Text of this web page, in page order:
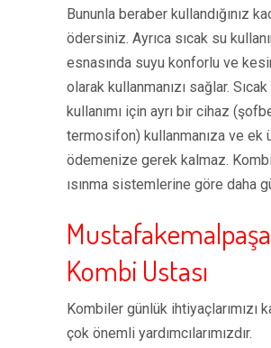
Bununla beraber kullandığınız
ödersiniz. Ayrıca sıcak su
esnasında suyu konforlu ve
olarak kullanmanızı sağlar.
kullanımı için ayrı bir cihaz
termosifon) kullanmanıza ve ek
ödemenize gerek kalmaz.
ısınma sistemlerine göre daha
Mustafakemalpaşa
Kombi Ustası
Kombiler günlük ihtiyaçlarımızı
çok önemli yardımcılarımızdır.